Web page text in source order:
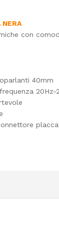
NERA
con
40mm
20Hz-